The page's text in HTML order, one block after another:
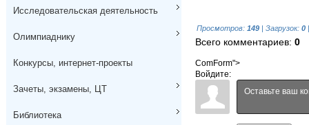
Исследовательская деятельность
Олимпиаднику
Конкурсы, интернет-проекты
Зачеты, экзамены, ЦТ
Библиотека
Просмотров: 149 | Загрузок: 0
Всего комментариев: 0
ComForm">
Войдите: